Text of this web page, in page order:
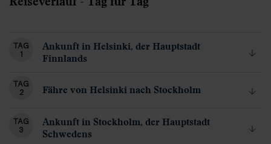
TAG
1
Ankunft in Helsinki, der Hauptstadt
Finnlands
TAG
2
Fähre von Helsinki nach Stockholm
TAG
3
Ankunft in Stockholm, der Hauptstadt
Schwedens